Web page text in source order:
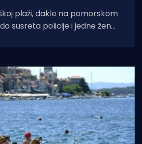
plaži, dakle na pomorskom
susreta policije i jedne žene